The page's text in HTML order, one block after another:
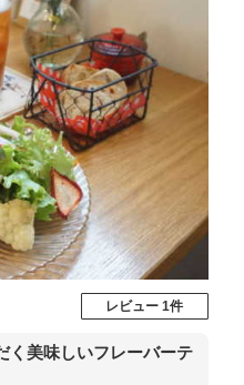
レビュー 1件
く美味しいフレーバーテ